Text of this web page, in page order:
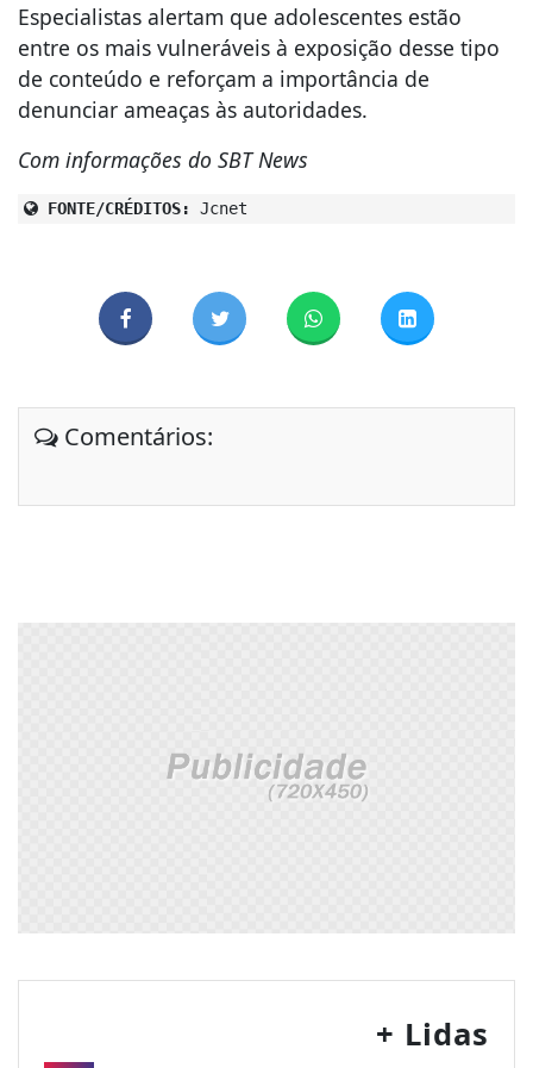
Especialistas alertam que adolescentes estão
entre os mais vulneráveis à exposição desse tipo
de conteúdo e reforçam a importância de
denunciar ameaças às autoridades.
Com informações do SBT News
FONTE/CRÉDITOS: Jcnet
Comentários:
+ Lidas